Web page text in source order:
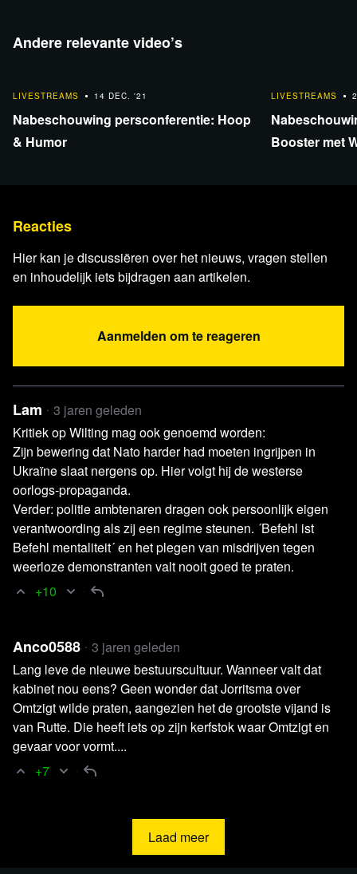
Video DW News
finance summit
Video ReutersGreta Thunberg attends finance summit
in Paris
Summit to Fix Global Climate Finance
Video TalkTVEU is “squarely responsible” for the
France riots
Artikel TelegraafFranse rellen resultaat van te lang
wegkijken door links
Video SABC News Pres. Ramaphosa addressing the
New global financial PACT summit in Paris
Video NieuwsuurPieter Omtzigt werd vanaf dag één als
probleem gezien
Videohttps://twitter.com/RadioGenov...;
https://twitter.com/GoldingBF/...
Website Bart Maat
oorlog met 'ongedierte'
Centrum in Den Haag opgezet om Rusland
te vervolgen voor agressie tegen Oekraïne
Artikel NU.nlCoalitieakkoord tussen Groenlinks, VVD,
D66, CDA en PvdA in Utrecht
Artikel ADWie zich openlijk kritisch uitliet over komst
azc, is mogelijk in het geheim onderzocht
Andere relevante video’s
LIVESTREAMS
14 DEC. '21
Nabeschouwing persconferentie: Hoop
& Humor
LIVESTREAMS
Booster met
Reacties
Hier kan je discussiëren over het nieuws, vragen stellen
en inhoudelijk iets bijdragen aan artikelen.
Aanmelden om te reageren
Lam
3 jaren geleden
Kritiek op Wilting mag ook genoemd worden:
Zijn bewering dat Nato harder had moeten ingrijpen in
Ukraïne slaat nergens op. Hier volgt hij de westerse
oorlogs-propaganda.
Verder: politie ambtenaren dragen ook persoonlijk eigen
verantwoording als zij een regime steunen. ´Befehl ist
Befehl mentaliteit´ en het plegen van misdrijven tegen
weerloze demonstranten valt nooit goed te praten.
+10
Anco0588
3 jaren geleden
Lang leve de nieuwe bestuurscultuur. Wanneer valt dat
kabinet nou eens? Geen wonder dat Jorritsma over
Omtzigt wilde praten, aangezien het de grootste vijand is
van Rutte. Die heeft iets op zijn kerfstok waar Omtzigt en
gevaar voor vormt....
+7
Laad meer